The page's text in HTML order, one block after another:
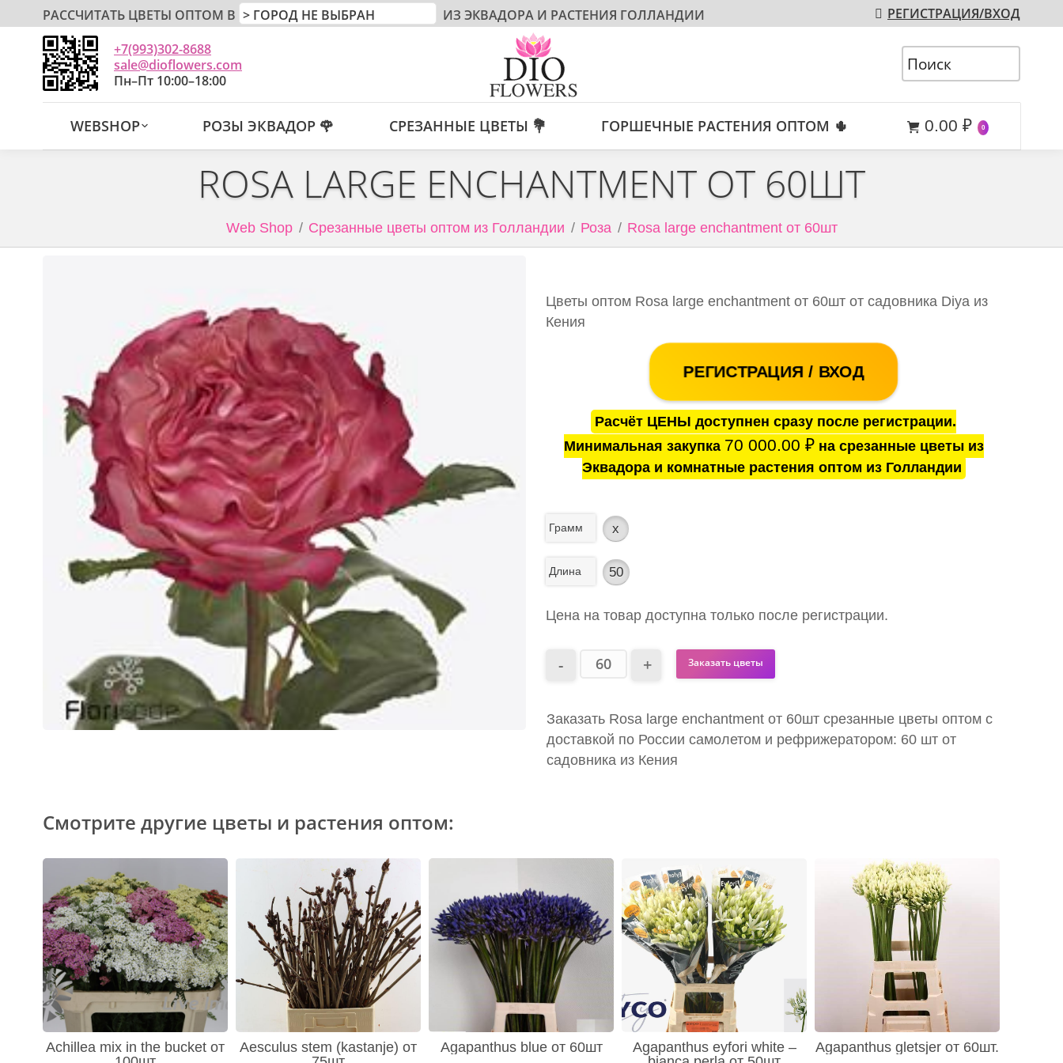
РАССЧИТАТЬ ЦВЕТЫ ОПТОМ В ИЗ ЭКВАДОРА И РАСТЕНИЯ ГОЛЛАНДИИ РЕГИСТРАЦИЯ/ВХОД
+7(993)302-8688
sale@dioflowers.com
Пн–Пт 10:00–18:00
WEBSHOP РОЗЫ ЭКВАДОР 🌹 СРЕЗАННЫЕ ЦВЕТЫ 💐 ГОРШЕЧНЫЕ РАСТЕНИЯ ОПТОМ 🌵 0.00 ₽ 0
ROSA LARGE ENCHANTMENT ОТ 60ШТ
Web Shop Срезанные цветы оптом из Голландии Роза Rosa large enchantment от 60шт
Цветы оптом Rosa large enchantment от 60шт от садовника Diya из
Кения
РЕГИСТРАЦИЯ / ВХОД
Расчёт ЦЕНЫ доступнен сразу после регистрации.
Минимальная закупка 70 000.00 ₽на срезанные цветы из
Эквадора и комнатные растения оптом из Голландии
Грамм x
Длина 50
Цена на товар доступна только после регистрации.
Заказать цветы
Заказать Rosa large enchantment от 60шт срезанные цветы оптом с
доставкой по России самолетом и рефрижератором: 60 шт от
садовника из Кения
Смотрите другие цветы и растения оптом:
Achillea mix in the bucket от
Aesculus stem (kastanje) от
Agapanthus blue от 60шт
Agapanthus eyfori white –
Agapanthus gletsjer от 60шт.